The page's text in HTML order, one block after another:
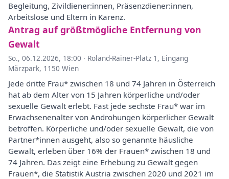
Begleitung, Zivildiener:innen, Präsenzdiener:innen,
Arbeitslose und Eltern in Karenz.
Antrag auf größtmögliche Entfernung von
Gewalt
So., 06.12.2026, 18:00 · Roland-Rainer-Platz 1, Eingang
Märzpark, 1150 Wien
Jede dritte Frau* zwischen 18 und 74 Jahren in Österreich
hat ab dem Alter von 15 Jahren körperliche und/oder
sexuelle Gewalt erlebt. Fast jede sechste Frau* war im
Erwachsenenalter von Androhungen körperlicher Gewalt
betroffen. Körperliche und/oder sexuelle Gewalt, die von
Partner*innen ausgeht, also so genannte häusliche
Gewalt, erleben über 16% der Frauen* zwischen 18 und
74 Jahren. Das zeigt eine Erhebung zu Gewalt gegen
Frauen*, die Statistik Austria zwischen 2020 und 2021 im